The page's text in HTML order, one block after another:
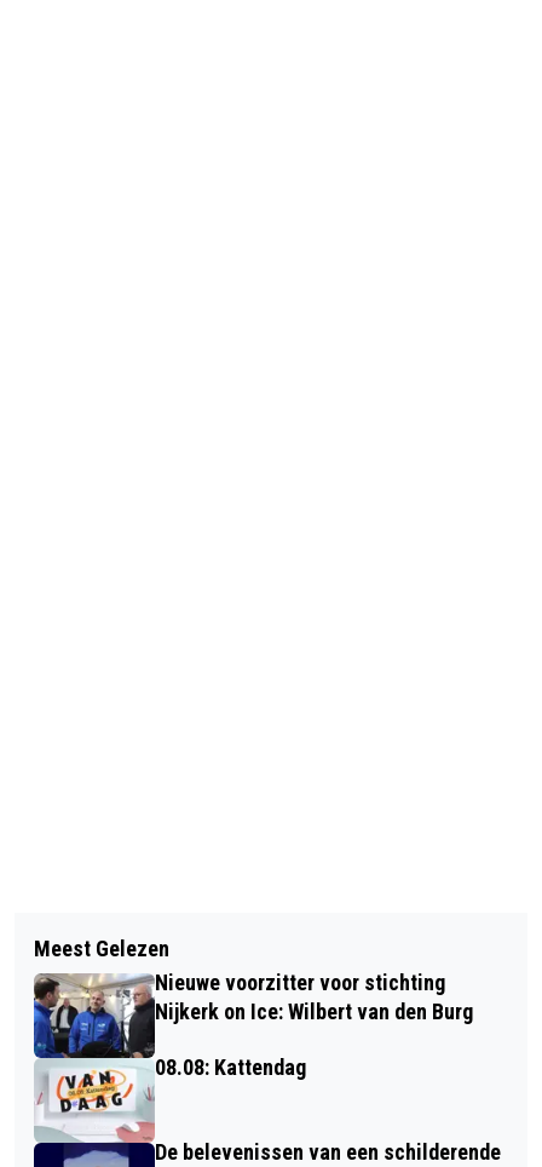
HERFST KON DE "WINE & SPICE" PRET
NIET BEDERVEN
HET SCHAAKSEIZOEN IS ALWEER EEN
MAAND IN VOLLE VAART
Meest Gelezen
Nieuwe voorzitter voor stichting
Nijkerk on Ice: Wilbert van den Burg
08.08: Kattendag
De belevenissen van een schilderende